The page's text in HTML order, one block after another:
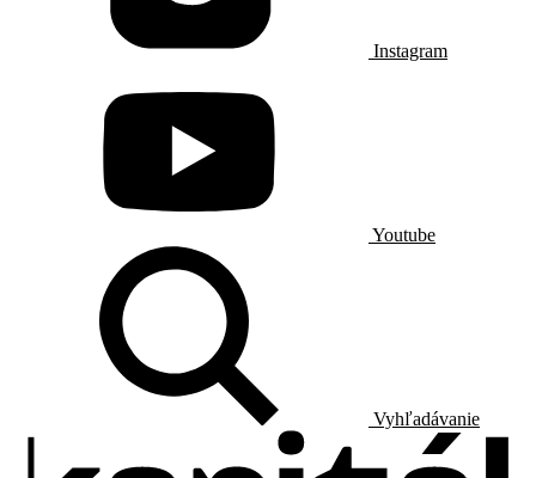
Instagram
Youtube
Vyhľadávanie